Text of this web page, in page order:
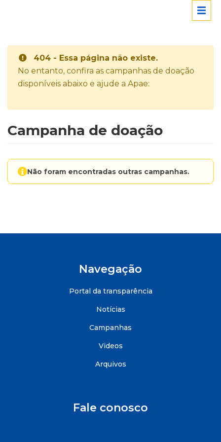
404 - Essa página não existe.
No entanto, confira as campanhas de doação
disponíveis abaixo e ajude a Apae:
Campanha de doação
Não foram encontradas outras campanhas.
Navegação
Portal da transparência
Notícias
Campanhas
Videos
Arquivos
Fale conosco